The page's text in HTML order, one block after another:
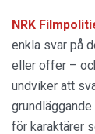
NRK
enkla svar på
eller offer –
undviker att
för karaktärer